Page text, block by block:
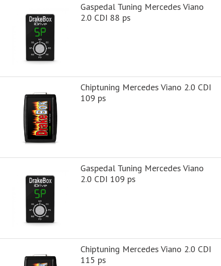
Gaspedal Tuning Mercedes Viano
2.0 CDI 88 ps
Chiptuning Mercedes Viano 2.0 CDI
109 ps
Gaspedal Tuning Mercedes Viano
2.0 CDI 109 ps
Chiptuning Mercedes Viano 2.0 CDI
115 ps